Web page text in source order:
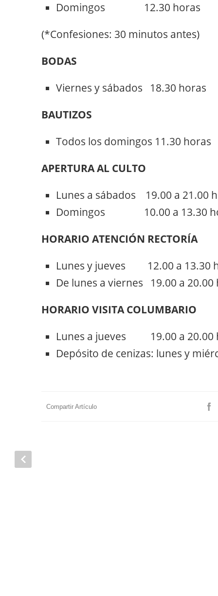
Domingos 12.30 horas
(*Confesiones: 30 minutos antes)
BODAS
Viernes y sábados 18.30 horas
BAUTIZOS
Todos los domingos 11.30 horas
APERTURA AL CULTO
Lunes a sábados 19.00 a 21.00
Domingos 10.00 a 13.30
HORARIO ATENCIÓN RECTORÍA
Lunes y jueves 12.00 a 13.30
De lunes a viernes 19.00 a 20.00
HORARIO VISITA COLUMBARIO
Lunes a jueves 19.00 a 20.00
Depósito de cenizas: lunes y
Compartir Artículo